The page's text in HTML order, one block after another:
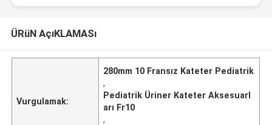
ÜRüN AçıKLAMASı
Vurgulamak:
280mm 10 Fransız Kateter Pediatrik
,
Pediatrik Üriner Kateter Aksesuarl
arı Fr10
,